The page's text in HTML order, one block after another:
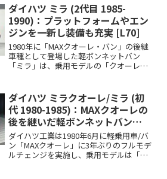
ダイハツ ミラ (2代目 1985-
1990)：プラットフォームやエン
ジンを一新し装備も充実 [L70]
1980年に「MAXクオーレ・バン」の後継
車種として登場した軽ボンネットバン
「ミラ」は、乗用モデルの「クオーレ」
ダイハツ ミラクオーレ/ミラ (初
代 1980-1985)：MAXクオーレの
後を継いだ軽ボンネットバン
[L55]
ダイハツ工業は1980年6月に軽乗用車/バ
ン「MAXクオーレ」に3年ぶりのフルモデ
ルチェンジを実施し、乗用モデルは「ク